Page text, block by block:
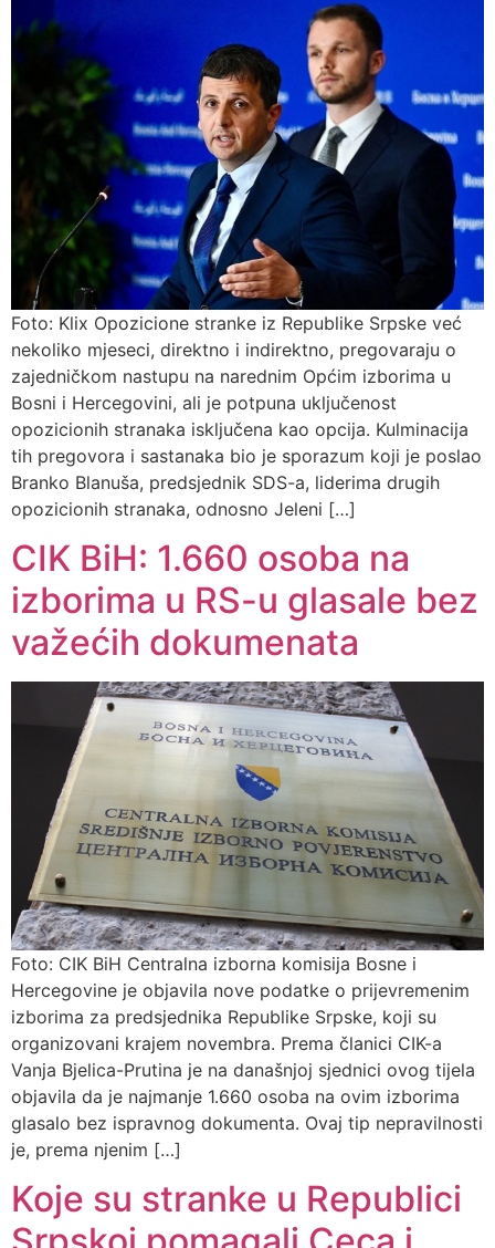
Foto: Klix Opozicione stranke iz Republike Srpske već
nekoliko mjeseci, direktno i indirektno, pregovaraju o
zajedničkom nastupu na narednim Općim izborima u
Bosni i Hercegovini, ali je potpuna uključenost
opozicionih stranaka isključena kao opcija. Kulminacija
tih pregovora i sastanaka bio je sporazum koji je poslao
Branko Blanuša, predsjednik SDS-a, liderima drugih
opozicionih stranaka, odnosno Jeleni […]
CIK BiH: 1.660 osoba na
izborima u RS-u glasale bez
važećih dokumenata
Foto: CIK BiH Centralna izborna komisija Bosne i
Hercegovine je objavila nove podatke o prijevremenim
izborima za predsjednika Republike Srpske, koji su
organizovani krajem novembra. Prema članici CIK-a
Vanja Bjelica-Prutina je na današnjoj sjednici ovog tijela
objavila da je najmanje 1.660 osoba na ovim izborima
glasalo bez ispravnog dokumenta. Ovaj tip nepravilnosti
je, prema njenim […]
Koje su stranke u Republici